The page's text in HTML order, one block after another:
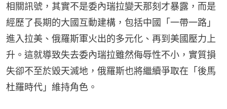
相關訊號，其實不是委內瑞拉變天那刻才暴露，而是
經歷了長期的大國互動建構，包括中國「一帶一路」
進入拉美、俄羅斯軍火出的多元化、再到美國壓力上
升。這就導致失去委內瑞拉雖然侮辱性不小，實質損
失卻不至於毀天滅地，俄羅斯也將繼續爭取在「後馬
杜羅時代」維持角色。